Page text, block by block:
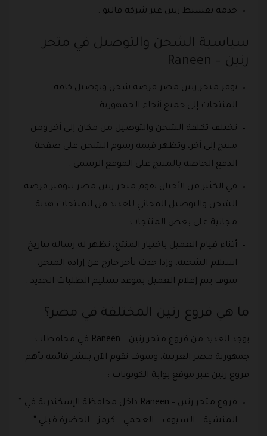
خدمة تقسيط رنين عبر شركة فاليو .
سياسية الشحن والتوصيل في متجر
رنين – Raneen
يوفر متجر رنين مصر فرصة شحن وتوصيل كافة
المنتجات إلى جميع أنحاء الجمهورية .
تختلف تكلفة الشحن والتوصيل من مكان إلى آخر ومن
منتج إلى آخر، وتظهر قيمة رسوم الشحن على صفحة
الدفع الخاصة بالمنتج على الموقع الرسمي .
في الكثير من الأحيان يقوم متجر رنين مصر بتوفير فرصة
الشحن والتوصيل المجاني للعديد من المنتجات هدية
مجانية على بعض المنتجات .
أثناء قيام العميل باختيار المنتج، تظهر له رسالة بتاريخ
استلام الشحنة، وإذا حدث تأخر خارج عن إرادة المتجر،
سوف يتم إعلام العميل بموعد تسليم الطلبات الجديد .
ما هي فروع رنين المختلفة في مصر؟
يوجد العديد من فروع متجر رنين – Raneen في محافظات
جمهورية مصر العربية، وسوف نقوم الآن بنشر قائمة بأهم
فروع رنين عبر موقع بوابة الكوبونات :
فروع متجر رنين – Raneen داخل محافظة الإسكندرية في ”
المنشية – السيوف – العجمي – كرمز – الحضرة قبلي “.